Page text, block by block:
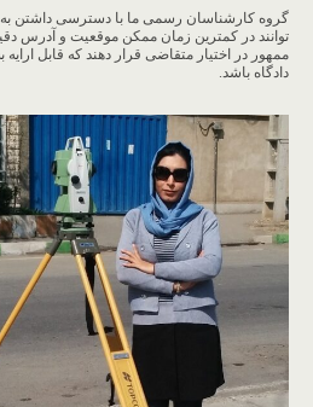
گروه کارشناسان رسمی ما با دسترسی داشتن به
توانند در کمترین زمان ممکن موقعیت و آدرس
ممهور در اختیار متقاضی قرار دهند که قابل
دادگاه باشد.